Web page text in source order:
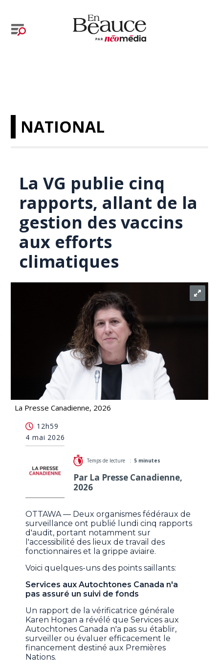
NATIONAL
La VG publie cinq
rapports, allant de la
gestion des vaccins
aux efforts
climatiques
La Presse Canadienne, 2026
vaccins aux efforts climatiques
12h59
4 mai 2026
Temps de lecture : 5 minutes
Par La Presse Canadienne,
2026
OTTAWA — Deux organismes fédéraux de
surveillance ont publié lundi cinq rapports
d'audit, portant notamment sur
l'accessibilité des lieux de travail des
fonctionnaires et la grippe aviaire.
Voici quelques-uns des points saillants:
Services aux Autochtones Canada n'a
pas assuré un suivi de fonds
Un rapport de la vérificatrice générale
Karen Hogan a révélé que Services aux
Autochtones Canada n'a pas su établir,
surveiller ou évaluer efficacement le
financement destiné aux Premières
Nations.